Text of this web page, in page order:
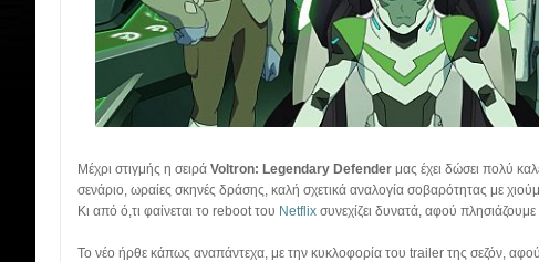
Μέχρι στιγμής η σειρά Voltron: Legendary Defender μας έχει δώσει πολύ
σενάριο, ωραίες σκηνές δράσης, καλή σχετικά αναλογία σοβαρότητας με
Κι από ό,τι φαίνεται το reboot του Netflix συνεχίζει δυνατά, αφού
Το νέο ήρθε κάπως αναπάντεχα, με την κυκλοφορία του trailer της σεζόν,